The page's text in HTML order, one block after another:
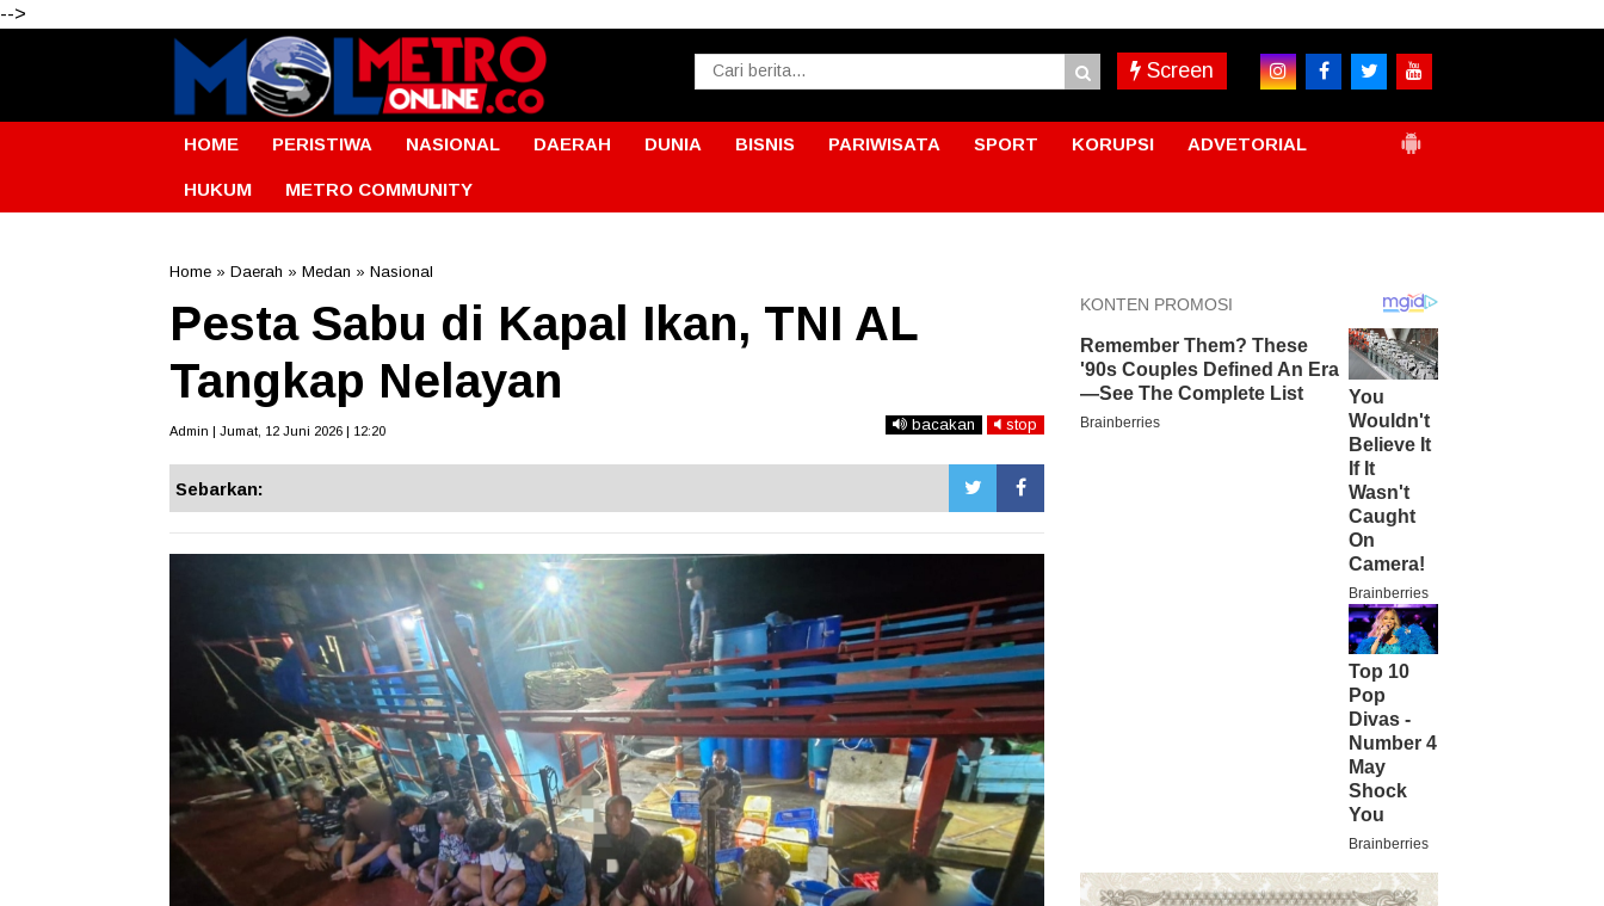
-->
Screen
HOME PERISTIWA NASIONAL DAERAH DUNIA BISNIS PARIWISATA SPORT KORUPSI ADVETORIAL
HUKUM METRO COMMUNITY
Home » Daerah » Medan » Nasional
Pesta Sabu di Kapal Ikan, TNI AL
Tangkap Nelayan
Admin | Jumat, 12 Juni 2026 | 12:20 bacakan stop
Sebarkan: